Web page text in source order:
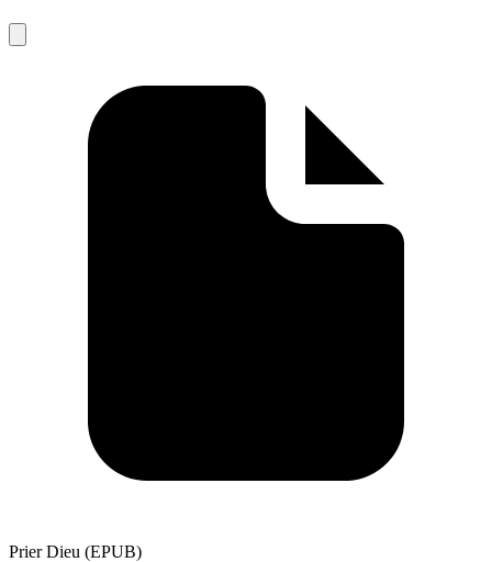
Prier Dieu (EPUB)